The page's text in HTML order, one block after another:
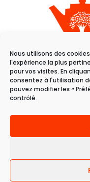
Nous utilisons des
l'expérience la plus
pour vos visites. En
consentez à l'utilisation
pouvez modifier les «
contrôlé.